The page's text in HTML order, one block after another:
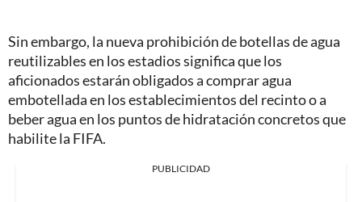
Sin embargo, la nueva prohibición de botellas de agua
reutilizables en los estadios significa que los
aficionados estarán obligados a comprar agua
embotellada en los establecimientos del recinto o a
beber agua en los puntos de hidratación concretos que
habilite la FIFA.
PUBLICIDAD